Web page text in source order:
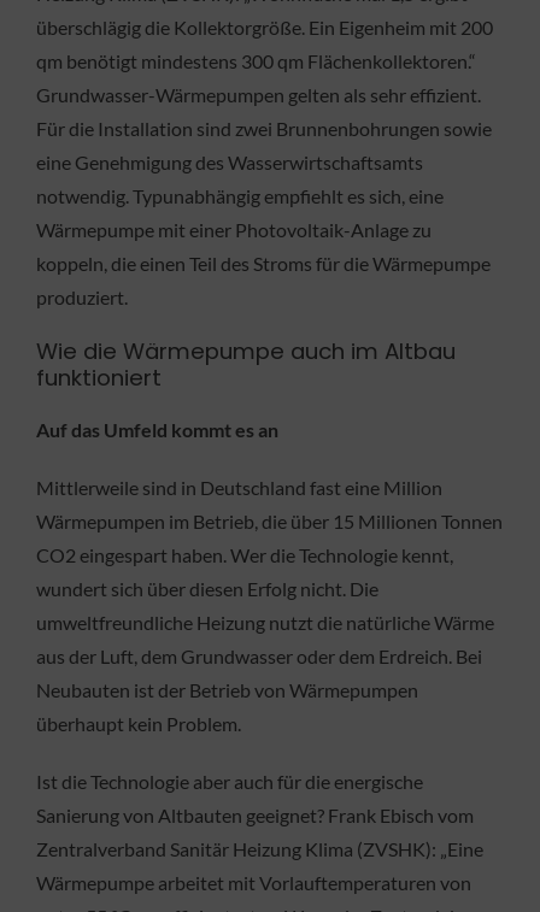
überschlägig die Kollektorgröße. Ein Eigenheim mit 200
qm benötigt mindestens 300 qm Flächenkollektoren.“
Grundwasser-Wärmepumpen gelten als sehr effizient.
Für die Installation sind zwei Brunnenbohrungen sowie
eine Genehmigung des Wasserwirtschaftsamts
notwendig. Typunabhängig empfiehlt es sich, eine
Wärmepumpe mit einer Photovoltaik-Anlage zu
koppeln, die einen Teil des Stroms für die Wärmepumpe
produziert.
Wie die Wärmepumpe auch im Altbau
funktioniert
Auf das Umfeld kommt es an
Mittlerweile sind in Deutschland fast eine Million
Wärmepumpen im Betrieb, die über 15 Millionen Tonnen
CO2 eingespart haben. Wer die Technologie kennt,
wundert sich über diesen Erfolg nicht. Die
umweltfreundliche Heizung nutzt die natürliche Wärme
aus der Luft, dem Grundwasser oder dem Erdreich. Bei
Neubauten ist der Betrieb von Wärmepumpen
überhaupt kein Problem.
Ist die Technologie aber auch für die energische
Sanierung von Altbauten geeignet? Frank Ebisch vom
Zentralverband Sanitär Heizung Klima (ZVSHK): „Eine
Wärmepumpe arbeitet mit Vorlauftemperaturen von